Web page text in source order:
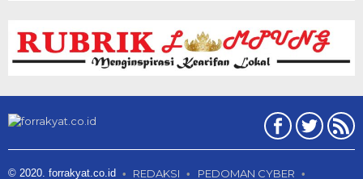
© 2020. forrakyat.co.id REDAKSI PEDOMAN CYBER